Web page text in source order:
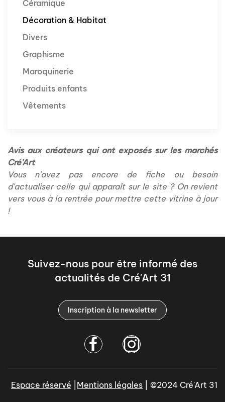
Céramique
Décoration & Habitat
Divers
Graphisme
Maroquinerie
Produits enfants
Vêtements
Avis aux créateurs qui ont exposés sur les marchés
Cré'Art
Vous n'avez pas encore de fiche ou besoin
d'actualiser celle qui apparaît sur le site ? On revient
vers vous à la rentrée pour mettre cette vitrine à jour
!
Suivez-nous pour être informé des
actualités de Cré'Art 31
Inscription à la newsletter
Espace réservé Mentions légales | ©2024 Cré'Art 31